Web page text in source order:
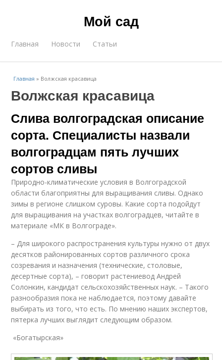
Мой сад
Главная Новости Статьи
Главная » Волжская красавица
Волжская красавица
Слива волгоградская описание
сорта. Специалисты назвали
волгоградцам пять лучших
сортов сливы
Природно-климатические условия в Волгоградской
области благоприятны для выращивания сливы. Однако
зимы в регионе слишком суровы. Какие сорта подойдут
для выращивания на участках волгоградцев, читайте в
материале «МК в Волгограде».
– Для широкого распространения культуры нужно от двух
десятков районированных сортов различного срока
созревания и назначения (технические, столовые,
десертные сорта), – говорит растениевод Андрей
Солонкин, кандидат сельскохозяйственных наук. – Такого
разнообразия пока не наблюдается, поэтому давайте
выбирать из того, что есть. По мнению наших экспертов,
пятерка лучших выглядит следующим образом.
«Богатырская»